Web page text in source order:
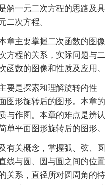
解一元二次方程的思路及具
二次方程。
章主要掌握二次函数的图像
方程的关系，实际问题与二
函数的图像和性质及应用。
要是探索和理解旋转的性
图形旋转后的图形。本章的
与作图。本章的难点是辨认
单平面图形旋转后的图形。
有关概念，掌握弧、弦、圆
线与圆、圆与圆之间的位置
关系，直径所对圆周角的特